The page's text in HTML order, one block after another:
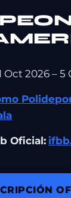
Oct 2026 – 5
Oficial: